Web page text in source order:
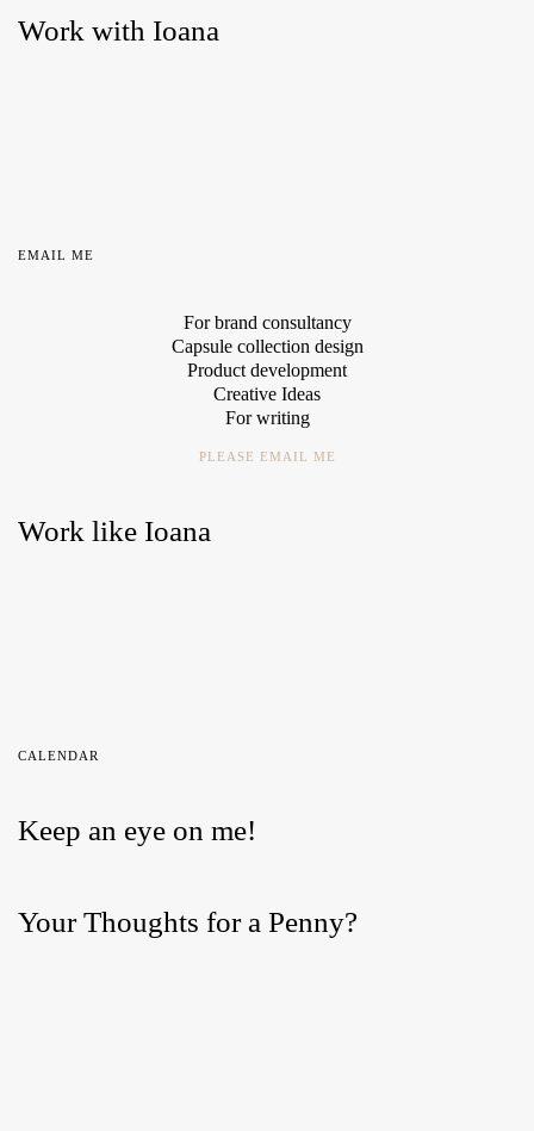
Work with Ioana
EMAIL ME
For brand consultancy
Capsule collection design
Product development
Creative Ideas
For writing
PLEASE EMAIL ME
Work like Ioana
CALENDAR
Keep an eye on me!
Your Thoughts for a Penny?